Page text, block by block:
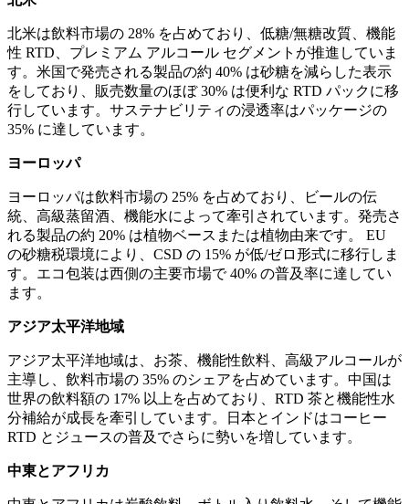
北米は飲料市場の 28% を占めており、低糖/無糖改質、機能
性 RTD、プレミアム アルコール セグメントが推進していま
す。米国で発売される製品の約 40% は砂糖を減らした表示
をしており、販売数量のほぼ 30% は便利な RTD パックに移
行しています。サステナビリティの浸透率はパッケージの
35% に達しています。
ヨーロッパ
ヨーロッパは飲料市場の 25% を占めており、ビールの伝
統、高級蒸留酒、機能水によって牽引されています。発売さ
れる製品の約 20% は植物ベースまたは植物由来です。 EU
の砂糖税環境により、CSD の 15% が低/ゼロ形式に移行しま
す。エコ包装は西側の主要市場で 40% の普及率に達してい
ます。
アジア太平洋地域
アジア太平洋地域は、お茶、機能性飲料、高級アルコールが
主導し、飲料市場の 35% のシェアを占めています。中国は
世界の飲料額の 17% 以上を占めており、RTD 茶と機能性水
分補給が成長を牽引しています。日本とインドはコーヒー
RTD とジュースの普及でさらに勢いを増しています。
中東とアフリカ